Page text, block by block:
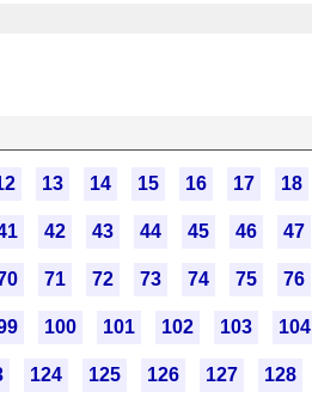
13 14 15 16 17 18
42 43 44 45 46 47
71 72 73 74 75 76
100 101 102 103 104
124 125 126 127 128